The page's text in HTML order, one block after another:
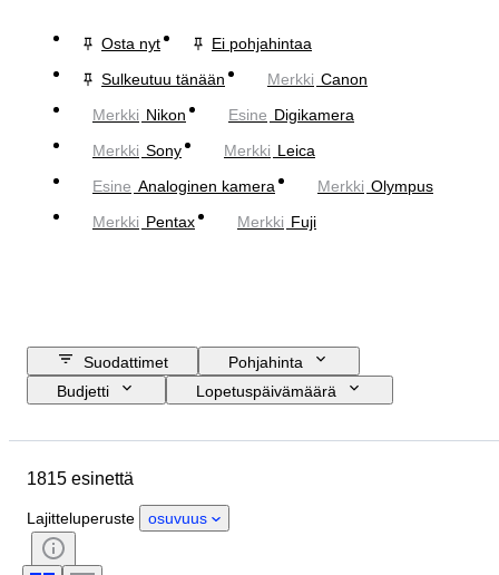
Osta nyt
Ei pohjahintaa
Sulkeutuu tänään
Merkki Canon
Merkki Nikon Esine Digikamera
Merkki Sony Merkki Leica
Esine Analoginen kamera Merkki Olympus
Merkki Pentax Merkki Fuji
Suodattimet
Pohjahinta
Budjetti
Lopetuspäivämäärä
Kunto
Tyylisuuntaus
Painos
Kieli
Objektiivin kiinnitys
1815 esinettä
Lajitteluperuste osuvuus